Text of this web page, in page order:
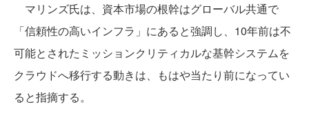
マリンズ氏は、資本市場の根幹はグローバル共通で
「信頼性の高いインフラ」にあると強調し、10年前は不
可能とされたミッションクリティカルな基幹システムを
クラウドへ移行する動きは、もはや当たり前になってい
ると指摘する。